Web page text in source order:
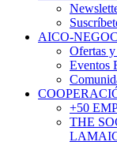
AICO-
Ofertas
Eventos
+50
THE